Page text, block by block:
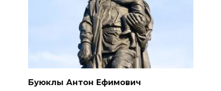
Буюклы Антон Ефимович